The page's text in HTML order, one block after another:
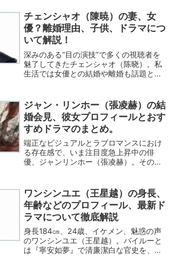
説が浮上しても、関係は揺らがないので
しょうか。本記事では、2人の...
チェンシャオ（陳暁）の妻、女
優？離婚理由、子供、ドラマにつ
いて解説！
深みのある“目の演技”で多くの視聴者を
魅了してきたチェンシャオ（陈晓）。私
生活では女優との結婚や離婚も話題とな
も、離婚の真相から、心に残る出演作ま
でをわかりやすくご紹介し...
ジャン・リンホー（張凌赫）の結
婚会見、彼女プロフィールとおす
すめドラマのまとめ。
端正なビジュアルとラブロマンスにおけ
る存在感で、いま注目度急上昇中の俳
優、ジャンリンホー（張凌赫）。その整
う気品と色気が、多くの視聴者の心を掴
んで離しません。本記事では...
ワンシンユエ（王星越）の身長、
年齢などのプロフィール、最新ド
ラマについて徹底解説
身長184㎝、24歳、イケメン、魅惑の声
のワンシンユエ（王星越）。バイルーと
は『寧安如夢』で清廉潔白な官史を、